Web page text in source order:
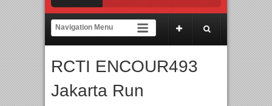
dan Universitas Agung Podomoro Jalin Kerja Sama Pendidikan dan Riset
RCTI ENCOUR493
Jakarta Run